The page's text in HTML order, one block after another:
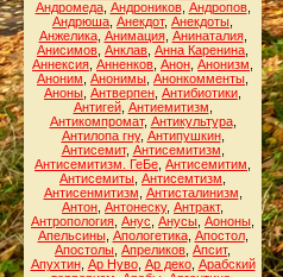
Андромеда, Андроников, Андропов,
Андрюша Анекдот, Анекдоты
Анжелика, Анимация, Анинаталия,
Анисимов Анклав Анна Каренина
Аннексия Анненков Анон Анонизм
Аноним Анонимы Анонкомменты
Аноны Антверпен Антибиотики
Антигей, Антиемитизм
Антикомпромат, Антикультура,
Антилопа гну, Антипушкин,
Антисемит, Антисемитизм
Антисемитизм. ГеБе Антисемитим
Антисемиты Антисемтизм
Антисенмитизм Антисталинизм
Антон Антонеску, Антракт,
Антропология Анус Анусы Аононы
Апельсины, Апологетика, Апостол,
Апостолы Апреликов Апсит,
Апухтин, Ар Нуво, Ар деко, Арабский